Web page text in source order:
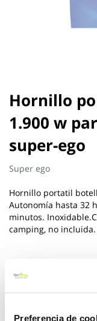
Preferencia de
Hornillo
1.900 w
super-ego
Super ego
Hornillo portatil
Autonomía hasta 32
minutos.
camping, no incluida.
Saltar
al
comienzo
de
la
galería
de